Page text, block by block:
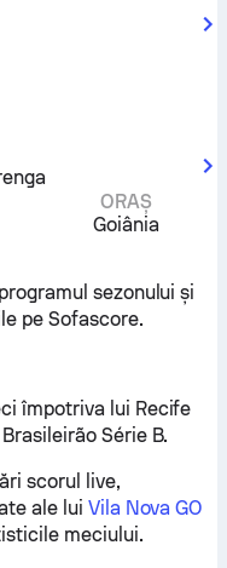
ORAȘ
Goiânia
sezonului și
pe Sofascore.
împotriva lui Recife
Série B.
scorul live,
ale lui Vila Nova GO
meciului.